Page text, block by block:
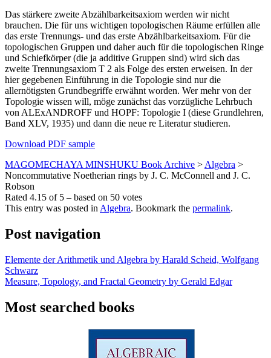
Das stärkere zweite Abzählbarkeitsaxiom werden wir nicht
brauchen. Die für uns wichtigen topologischen Räume erfüllen alle
das erste Trennungs- und das erste Abzählbarkeitsaxiom. Für die
topologischen Gruppen und daher auch für die topologischen Ringe
und Schiefkörper (die ja additive Gruppen sind) wird sich das
zweite Trennungsaxiom T 2 als Folge des ersten erweisen. In der
hier gegebenen Einführung in die Topologie sind nur die
allernötigsten Grundbegriffe erwähnt worden. Wer mehr von der
Topologie wissen will, möge zunächst das vorzügliche Lehrbuch
von ALExANDROFF und HOPF: Topologie I (diese Grundlehren,
Band XLV, 1935) und dann die neue re Literatur studieren.
Download PDF sample
MAGOMECHAYA MINSHUKU Book Archive > Algebra >
Noncommutative Noetherian rings by J. C. McConnell and J. C.
Robson
Rated 4.15 of 5 – based on 50 votes
This entry was posted in Algebra. Bookmark the permalink.
Post navigation
Elemente der Arithmetik und Algebra by Harald Scheid, Wolfgang
Schwarz
Measure, Topology, and Fractal Geometry by Gerald Edgar
Most searched books